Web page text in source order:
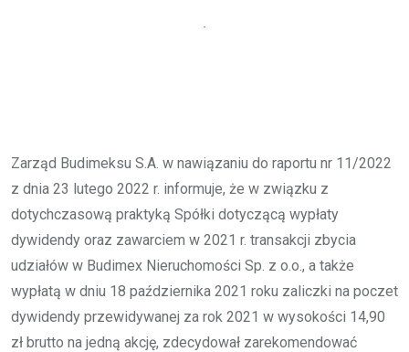
Zarząd Budimeksu S.A. w nawiązaniu do raportu nr 11/2022
z dnia 23 lutego 2022 r. informuje, że w związku z
dotychczasową praktyką Spółki dotyczącą wypłaty
dywidendy oraz zawarciem w 2021 r. transakcji zbycia
udziałów w Budimex Nieruchomości Sp. z o.o., a także
wypłatą w dniu 18 października 2021 roku zaliczki na poczet
dywidendy przewidywanej za rok 2021 w wysokości 14,90
zł brutto na jedną akcję, zdecydował zarekomendować